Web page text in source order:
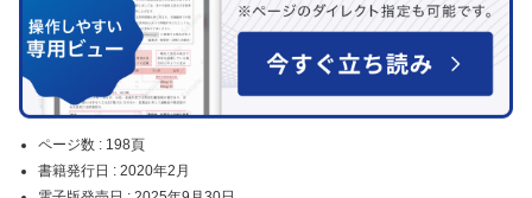
ページ数 : 198頁
書籍発行日 : 2020年2月